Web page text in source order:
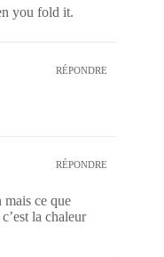
you fold it.
RÉPONDRE
RÉPONDRE
mais ce que
la chaleur